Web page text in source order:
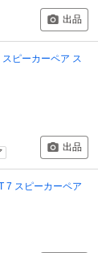
出品
ピーカーペア ス
出品
7 スピーカーペア